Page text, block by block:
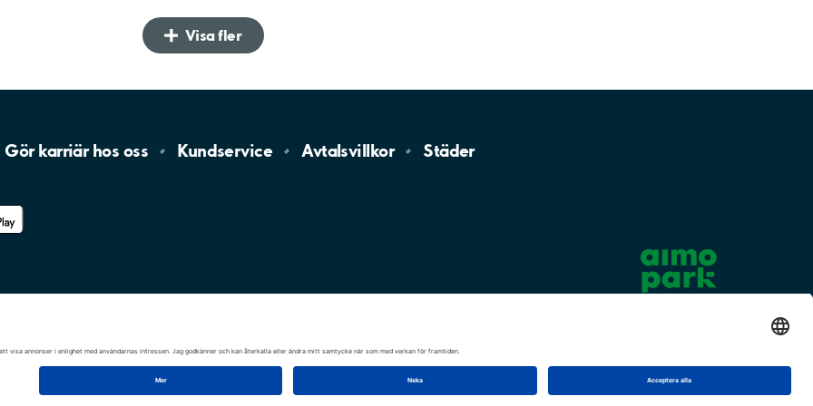
Visa fler
Gör karriär hos oss Kundservice Avtalsvillkor Städer